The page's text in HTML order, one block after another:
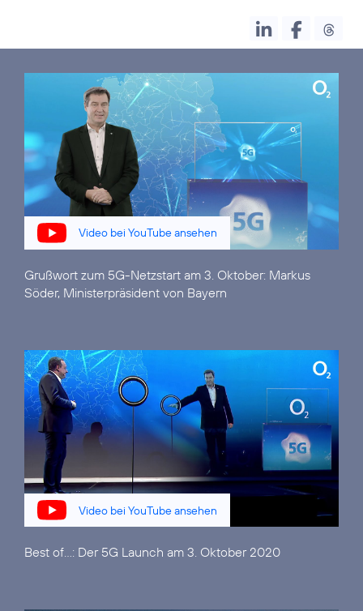
Video bei YouTube ansehen
Grußwort zum 5G-Netzstart am 3. Oktober: Markus
Söder, Ministerpräsident von Bayern
Video bei YouTube ansehen
Best of...: Der 5G Launch am 3. Oktober 2020